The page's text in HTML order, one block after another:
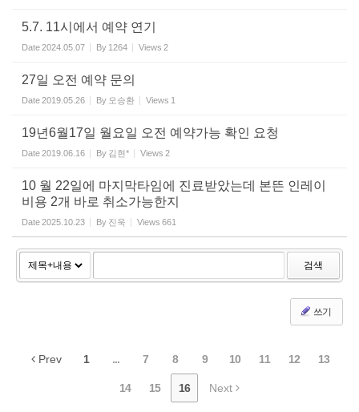
5.7. 11시에서 예약 연기
Date2024.05.07 By 1264 Views 2
27일 오전 예약 문의
Date2019.05.26 By 오승환 Views 1
19년6월17일 월요일 오전 예약가능 확인 요청
Date2019.06.16 By 김현* Views 2
10 월 22일에 마지막타임에 진료받았는데 본뜬 인레이
비용 2개 바로 취소가능한지
Date2025.10.23 By 진욱 Views 661
검색
쓰기
Prev 1 ... 7 8 9 10 11 12 13
14 15 16 Next